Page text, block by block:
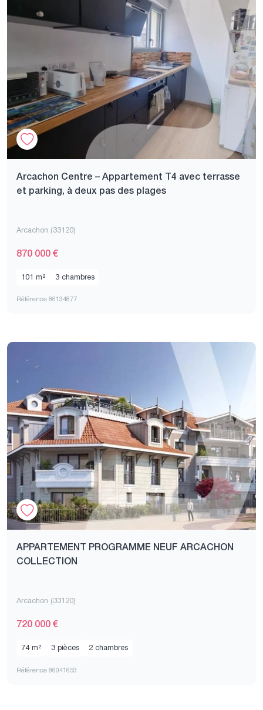
Arcachon Centre – Appartement T4 avec terrasse
et parking, à deux pas des plages
Arcachon (33120)
870 000 €
101 m² 3 chambres
Référence 86134877
APPARTEMENT PROGRAMME NEUF ARCACHON
COLLECTION
Arcachon (33120)
720 000 €
74 m² 3 pièces 2 chambres
Référence 86041653